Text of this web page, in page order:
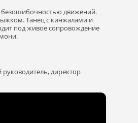
безошибочностью движений.
Танец с кинжалами и
под живое сопровождение
директор